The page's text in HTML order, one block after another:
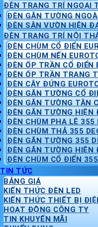
ĐÈN TRANG TRÍ NGOẠI
ĐÈN GẮN TƯỜNG
ĐÈN SÂN VƯỜN HIỆN
ĐÈN TRANG TRÍ NỘI
ĐÈN CHÙM CỔ ĐIỂN
ĐÈN CHÙM NẾN
ĐÈN ỐP TRẦN CỔ ĐIỂN
ĐÈN ỐP TRẦN TRANG
ĐÈN CÂY ĐỨNG
ĐÈN GẮN TƯỜNG CỔ
ĐÈN GẮN TƯỜNG TÂN
ĐÈN GẮN TƯỜNG HIỆN
ĐÈN CHÙM PHA LÊ 355
ĐÈN CHÙM THẢ 355
ĐÈN GẮN TƯỜNG 355
ĐÈN GẮN TƯỜNG HIỆN
ĐÈN CHÙM CỔ ĐIỂN
TIN TỨC
BẢNG GIÁ
KIẾN THỨC ĐÈN LED
KIẾN THỨC THIẾT BỊ
HOẠT ĐỘNG CÔNG TY
TIN KHUYẾN MÃI